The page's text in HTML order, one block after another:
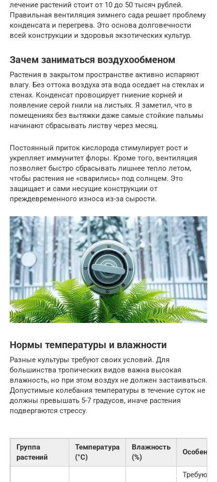
лечение растений стоит от 10 до 50 тысяч рублей.
Правильная вентиляция зимнего сада решает проблему
конденсата и перегрева. Это основа долговечности
всей конструкции и здоровья экзотических культур.
Зачем заниматься воздухообменом
Растения в закрытом пространстве активно испаряют
влагу. Без оттока воздуха эта вода оседает на стеклах и
стенах. Конденсат провоцирует гниение корней и
появление серой гнили на листьях. Я заметил, что в
помещениях без вытяжки даже самые стойкие пальмы
начинают сбрасывать листву через месяц.
Постоянный приток кислорода стимулирует рост и
укрепляет иммунитет флоры. Кроме того, вентиляция
позволяет быстро сбрасывать лишнее тепло летом,
чтобы растения не «сварились» под солнцем. Это
защищает и сами несущие конструкции от
преждевременного износа из-за сырости.
Нормы температуры и влажности
Разные культуры требуют своих условий. Для
большинства тропических видов важна высокая
влажность, но при этом воздух не должен застаиваться.
Допустимые колебания температуры в течение суток не
должны превышать 5-7 градусов, иначе растения
подвергаются стрессу.
Группа
растений
Температура
(°C)
Влажность
(%)
Требуют